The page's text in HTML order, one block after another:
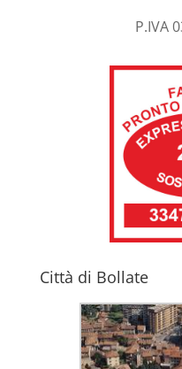
P.IVA
Città di Bollate